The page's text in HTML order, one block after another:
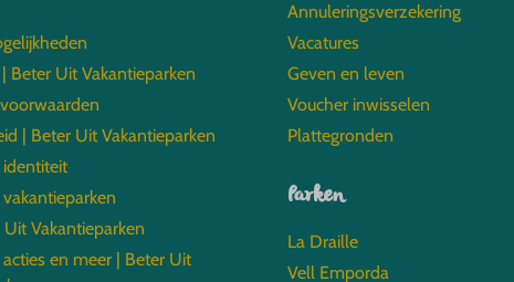
Beter Uit Vakantieparken
| Beter Uit Vakantieparken
identiteit
Vakantieparken
en meer | Beter Uit
Annuleringsverzekering
Vacatures
Geven en leven
Voucher inwisselen
Plattegronden
Parken
La Draille
Vell Emporda